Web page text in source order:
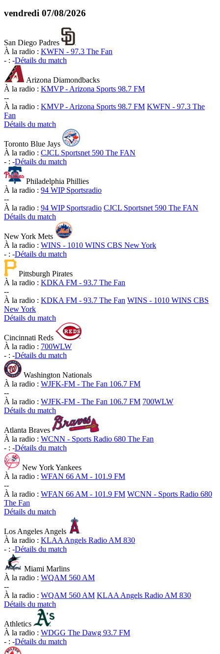
vendredi 07/08/2026
San Diego Padres
À la radio : KWFN - 97.3 The Fan
- : -Détails du match
Arizona Diamondbacks
À la radio : KMVP - Arizona Sports 98.7 FM
--
À la radio : KMVP - Arizona Sports 98.7 FM KWFN - 97.3 The
Fan
Détails du match
Toronto Blue Jays
À la radio : CJCL Sportsnet 590 The FAN
- : -Détails du match
Philadelphia Phillies
À la radio : 94 WIP Sportsradio
--
À la radio : 94 WIP Sportsradio CJCL Sportsnet 590 The FAN
Détails du match
New York Mets
À la radio : WINS - 1010 WINS CBS New York
- : -Détails du match
Pittsburgh Pirates
À la radio : KDKA FM - 93.7 The Fan
--
À la radio : KDKA FM - 93.7 The Fan WINS - 1010 WINS CBS
New York
Détails du match
Cincinnati Reds
À la radio : 700WLW
- : -Détails du match
Washington Nationals
À la radio : WJFK-FM - The Fan 106.7 FM
--
À la radio : WJFK-FM - The Fan 106.7 FM 700WLW
Détails du match
Atlanta Braves
À la radio : WCNN - Sports Radio 680 The Fan
- : -Détails du match
New York Yankees
À la radio : WFAN 66 AM - 101.9 FM
--
À la radio : WFAN 66 AM - 101.9 FM WCNN - Sports Radio 680
The Fan
Détails du match
Los Angeles Angels
À la radio : KLAA Angels Radio AM 830
- : -Détails du match
Miami Marlins
À la radio : WQAM 560 AM
--
À la radio : WQAM 560 AM KLAA Angels Radio AM 830
Détails du match
Athletics
À la radio : WDGG The Dawg 93.7 FM
- : -Détails du match